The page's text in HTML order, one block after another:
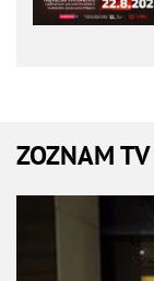
ZOZNAM TV